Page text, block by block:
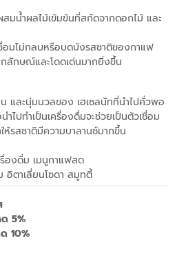
มน้ำผลไม้เข้มข้นที่สกัดจากดอกไม้ และ
มไม่กลบหรือบดบังรสชาติของกาแฟ
ลักษณ์และโดดเด่นมากยิ่งขึ้น
และนุ่มนวลของ เฮเซลนัทที่นำไปคั่วพอ
ำไปทำเป็นเครื่องดื่มจะช่วยเป็นตัวเชื่อม
รสชาติมีความบาลานซ์มากขึ้น
องดื่ม เมนูกาแฟสด
อิตาเลี่ยนโซดา สมูทตี้
5%
10%